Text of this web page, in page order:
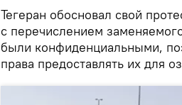
Тегеран обосновал свой
с перечислением
были конфиденциальными,
права предоставлять их для